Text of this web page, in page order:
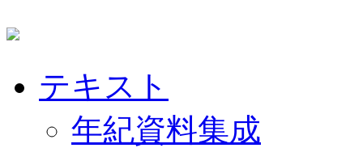
テキスト
年紀資料集成